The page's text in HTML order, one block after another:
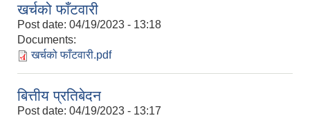
खर्चको फाँटवारी
Post date: 04/19/2023 - 13:18
Documents:
खर्चको फाँटवारी.pdf
बित्तीय प्रतिबेदन
Post date: 04/19/2023 - 13:17